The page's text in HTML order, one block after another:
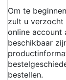
Om te
zult u verzocht
online account
beschikbaar
bestellen.